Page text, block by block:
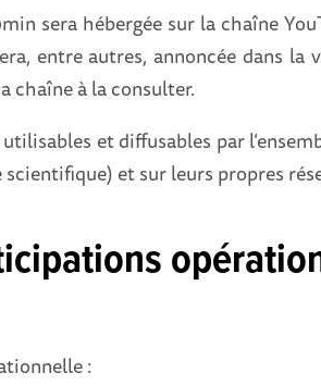
sera hébergée sur la chaîne
entre autres, annoncée dans
chaîne à la consulter.
et diffusables par
et sur leurs propres
: